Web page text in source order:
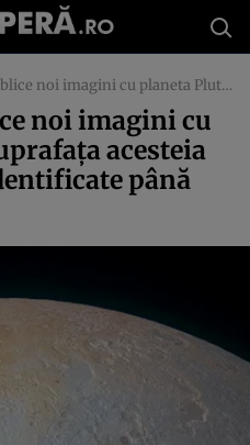
Pluto. Pe suprafaţa acesteia apar structuri neidentificate până acum – FOTO
noi imagini cu
acesteia
până